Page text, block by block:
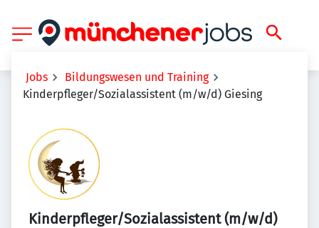
Jobs
Bildungswesen und Training
Kinderpfleger/Sozialassistent (m/w/d) Giesing
Kinderpfleger/Sozialassistent (m/w/d)